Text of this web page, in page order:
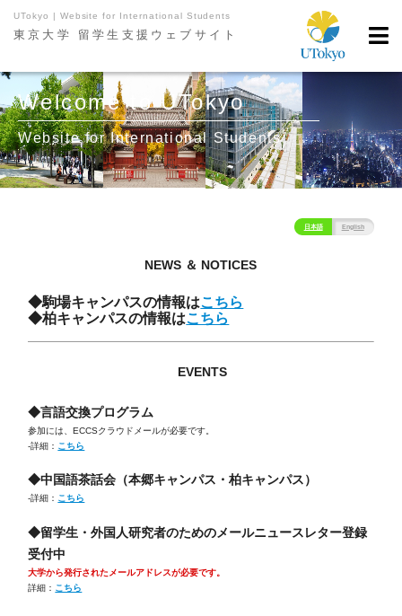
UTokyo | Website for International Students
東京大学 留学生支援ウェブサイト
Welcome to UTokyo
Website for International Students
日本語 English
NEWS ＆ NOTICES
◆駒場キャンパスの情報はこちら
◆柏キャンパスの情報はこちら
EVENTS
◆言語交換プログラム
参加には、ECCSクラウドメールが必要です。
-詳細： こちら
◆中国語茶話会（本郷キャンパス・柏キャンパス）
-詳細： こちら
◆留学生・外国人研究者のためのメールニュースレター登録
受付中
大学から発行されたメールアドレスが必要です。
詳細： こちら